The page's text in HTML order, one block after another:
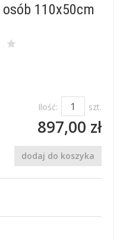
110x50cm
Ilość: szt.
897,00 zł
dodaj do koszyka